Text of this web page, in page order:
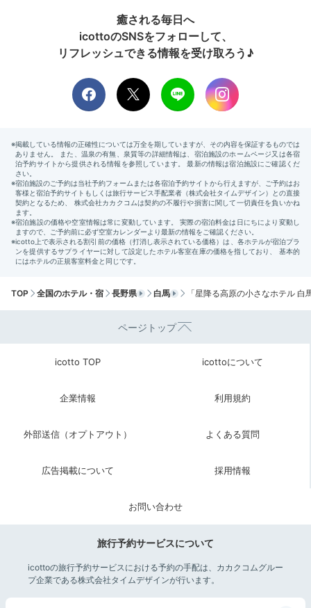
癒される毎日へ
icottoのSNSをフォローして、
リフレッシュできる情報を受け取ろう♪
TOP 全国のホテル・宿 長野県 白馬 「星降る高原の小さなホテル
ページトップ
icotto TOP icottoについて
企業情報 利用規約
外部送信（オプトアウト） よくある質問
広告掲載について 採用情報
お問い合わせ
旅行予約サービスについて
icottoの旅行予約サービスにおける予約の手配は、カカクコムグルー
プ企業である株式会社タイムデザインが行います。